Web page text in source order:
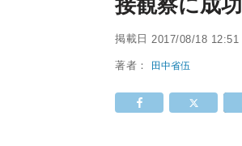
接観察に成功
掲載日 2017/08/18 12:51
著者： 田中省伍